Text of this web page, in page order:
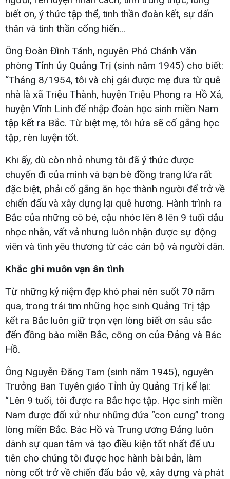
biết ơn, ý thức tập thể, tinh thần đoàn kết, sự dấn
thân và tinh thần cống hiến...
Ông Đoàn Đình Tánh, nguyên Phó Chánh Văn
phòng Tỉnh ủy Quảng Trị (sinh năm 1945) cho biết:
“Tháng 8/1954, tôi và chị gái được mẹ đưa từ quê
nhà là xã Triệu Thành, huyện Triệu Phong ra Hồ Xá,
huyện Vĩnh Linh để nhập đoàn học sinh miền Nam
tập kết ra Bắc. Từ biệt mẹ, tôi hứa sẽ cố gắng học
tập, rèn luyện tốt.
Khi ấy, dù còn nhỏ nhưng tôi đã ý thức được
chuyến đi của mình và bạn bè đồng trang lứa rất
đặc biệt, phải cố gắng ăn học thành người để trở về
chiến đấu và xây dựng lại quê hương. Hành trình ra
Bắc của những cô bé, cậu nhóc lên 8 lên 9 tuổi dẫu
nhọc nhằn, vất vả nhưng luôn nhận được sự động
viên và tình yêu thương từ các cán bộ và người dân.
Khắc ghi muôn vạn ân tình
Từ những kỷ niệm đẹp khó phai nên suốt 70 năm
qua, trong trái tim những học sinh Quảng Trị tập
kết ra Bắc luôn giữ trọn vẹn lòng biết ơn sâu sắc
đến đồng bào miền Bắc, công ơn của Đảng và Bác
Hồ.
Ông Nguyễn Đăng Tam (sinh năm 1945), nguyên
Trưởng Ban Tuyên giáo Tỉnh ủy Quảng Trị kể lại:
“Lên 9 tuổi, tôi được ra Bắc học tập. Học sinh miền
Nam được đối xử như những đứa “con cưng” trong
lòng miền Bắc. Bác Hồ và Trung ương Đảng luôn
dành sự quan tâm và tạo điều kiện tốt nhất để ưu
tiên cho chúng tôi được học hành bài bản, làm
nòng cốt trở về chiến đấu bảo vệ, xây dựng và phát